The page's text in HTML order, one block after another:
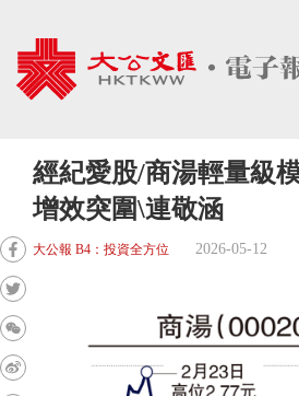
經紀愛股/商湯輕量級
增效突圍\連敬涵
大公報 B4：投資全方位 2026-05-12